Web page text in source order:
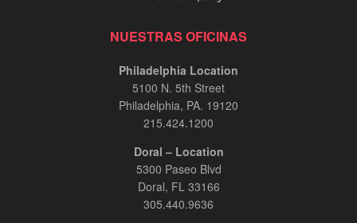
NUESTRAS OFICINAS
Philadelphia Location
5100 N. 5th Street
Philadelphia, PA. 19120
215.424.1200
Doral – Location
5300 Paseo Blvd
Doral, FL 33166
305.440.9636